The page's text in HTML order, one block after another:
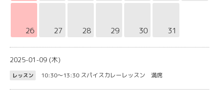
26 27 28 29 30 31
2025-01-09 (木)
レッスン 10:30～13:30 スパイスカレーレッスン 満席